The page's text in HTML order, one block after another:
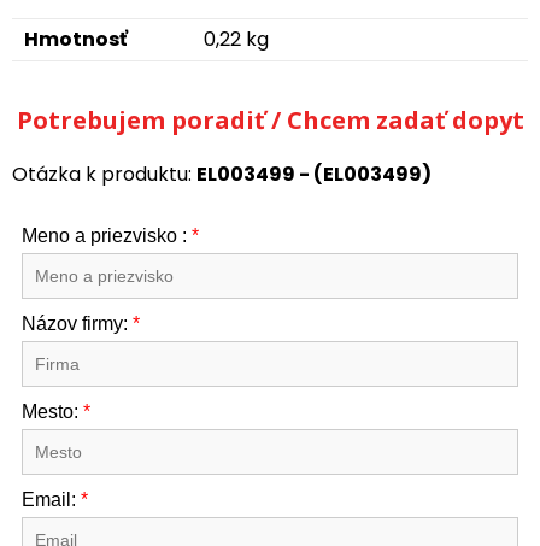
Hmotnosť 0,22 kg
Potrebujem poradiť / Chcem zadať dopyt
Otázka k produktu: EL003499 - (EL003499)